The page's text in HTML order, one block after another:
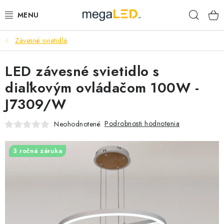
na
PRIEMYSEL
SVIETIDLÁ
ŽIAROVKY A TRUBICE
PRACOVNÉ SVIETIDLÁ
ELEKTROMATERIÁL
Závesné svietidlá
LED závesné svietidlo s
diaľkovým ovládačom 100W -
J7309/W
Neohodnotené Podrobnosti hodnotenia
3 ročná záruka